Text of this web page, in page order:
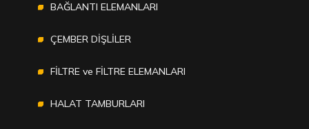
BAĞLANTI ELEMANLARI
ÇEMBER DİŞLİLER
FİLTRE ve FİLTRE ELEMANLARI
HALAT TAMBURLARI